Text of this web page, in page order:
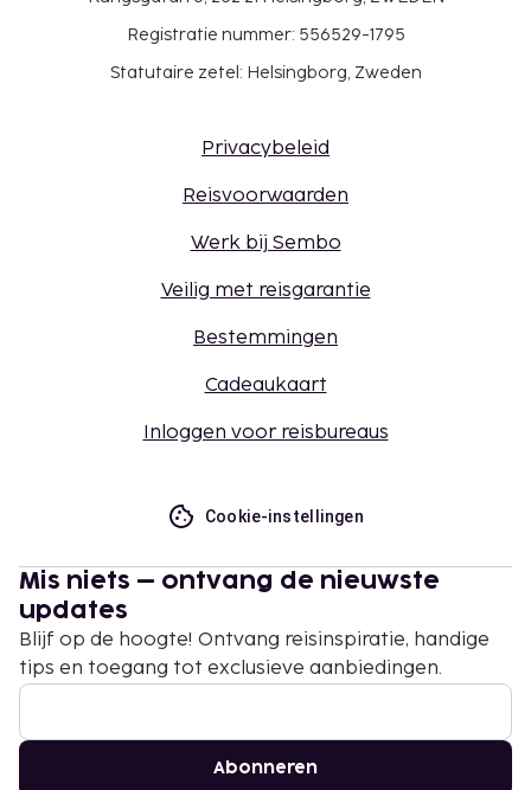
Registratie nummer: 556529-1795
Statutaire zetel: Helsingborg, Zweden
Privacybeleid
Reisvoorwaarden
Werk bij Sembo
Veilig met reisgarantie
Bestemmingen
Cadeaukaart
Inloggen voor reisbureaus
Cookie-instellingen
Mis niets – ontvang de nieuwste
updates
Blijf op de hoogte! Ontvang reisinspiratie, handige
tips en toegang tot exclusieve aanbiedingen.
Abonneren